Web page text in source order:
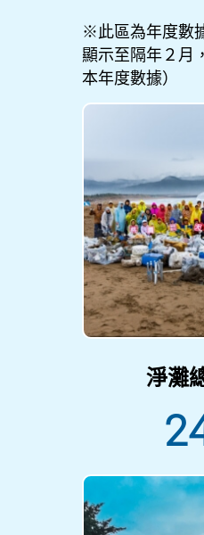
※此區為年度數
顯示至隔年２月
本年度數據）
淨灘